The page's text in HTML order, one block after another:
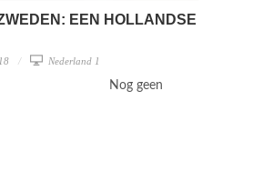
EEN HOLLANDSE
Nederland 1
Nog geen